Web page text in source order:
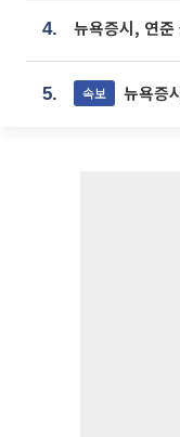
4.
5. 속보 뉴욕증